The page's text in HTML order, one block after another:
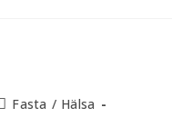
Fasta / Hälsa